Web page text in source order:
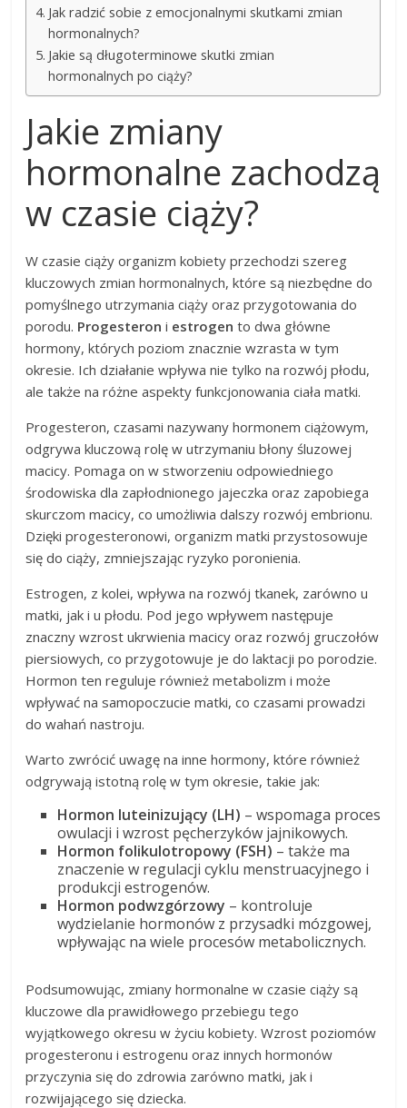
Jak radzić sobie z emocjonalnymi skutkami zmian
hormonalnych?
Jakie są długoterminowe skutki zmian
hormonalnych po ciąży?
Jakie zmiany
hormonalne zachodzą
w czasie ciąży?
W czasie ciąży organizm kobiety przechodzi szereg
kluczowych zmian hormonalnych, które są niezbędne do
pomyślnego utrzymania ciąży oraz przygotowania do
porodu. Progesteron i estrogen to dwa główne
hormony, których poziom znacznie wzrasta w tym
okresie. Ich działanie wpływa nie tylko na rozwój płodu,
ale także na różne aspekty funkcjonowania ciała matki.
Progesteron, czasami nazywany hormonem ciążowym,
odgrywa kluczową rolę w utrzymaniu błony śluzowej
macicy. Pomaga on w stworzeniu odpowiedniego
środowiska dla zapłodnionego jajeczka oraz zapobiega
skurczom macicy, co umożliwia dalszy rozwój embrionu.
Dzięki progesteronowi, organizm matki przystosowuje
się do ciąży, zmniejszając ryzyko poronienia.
Estrogen, z kolei, wpływa na rozwój tkanek, zarówno u
matki, jak i u płodu. Pod jego wpływem następuje
znaczny wzrost ukrwienia macicy oraz rozwój gruczołów
piersiowych, co przygotowuje je do laktacji po porodzie.
Hormon ten reguluje również metabolizm i może
wpływać na samopoczucie matki, co czasami prowadzi
do wahań nastroju.
Warto zwrócić uwagę na inne hormony, które również
odgrywają istotną rolę w tym okresie, takie jak:
Hormon luteinizujący (LH) – wspomaga proces
owulacji i wzrost pęcherzyków jajnikowych.
Hormon folikulotropowy (FSH) – także ma
znaczenie w regulacji cyklu menstruacyjnego i
produkcji estrogenów.
Hormon podwzgórzowy – kontroluje
wydzielanie hormonów z przysadki mózgowej,
wpływając na wiele procesów metabolicznych.
Podsumowując, zmiany hormonalne w czasie ciąży są
kluczowe dla prawidłowego przebiegu tego
wyjątkowego okresu w życiu kobiety. Wzrost poziomów
progesteronu i estrogenu oraz innych hormonów
przyczynia się do zdrowia zarówno matki, jak i
rozwijającego się dziecka.